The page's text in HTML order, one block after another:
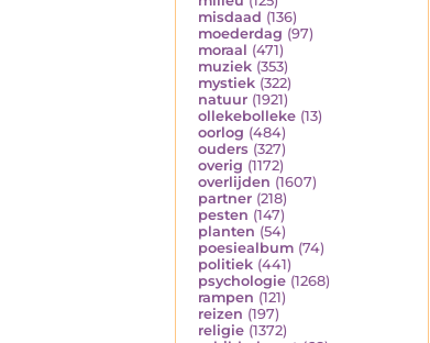
misdaad (136)
moederdag (97)
moraal (471)
muziek (353)
mystiek (322)
natuur (1921)
ollekebolleke (13)
oorlog (484)
ouders (327)
overig (1172)
overlijden (1607)
partner (218)
pesten (147)
planten (54)
poesiealbum (74)
politiek (441)
psychologie (1268)
rampen (121)
reizen (197)
religie (1372)